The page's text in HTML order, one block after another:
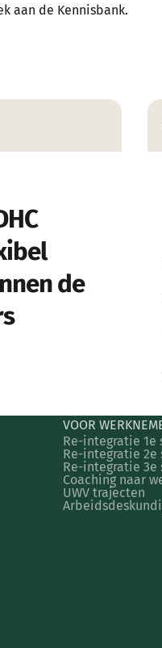
aan de Kennisbank.
de
VOOR
Re-integratie 1e
Re-integratie 2e
Re-integratie 3e
Coaching naar
UWV trajecten